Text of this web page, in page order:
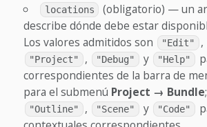
locations
(obligatorio) — un
describe dónde debe estar
Los valores admitidos son
"Edit" ,
"Project" , "Debug" y "Help"
correspondientes de la barra de
para el submenú Project → Bundle
"Outline" , "Scene" y "Code"